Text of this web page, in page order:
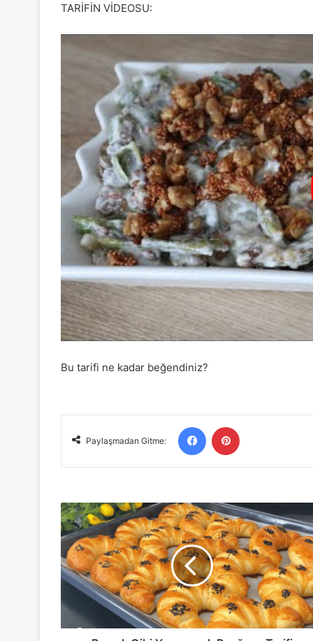
TARİFİN VİDEOSU:
Bu tarifi ne kadar beğendiniz?
Paylaşmadan Gitme:
Facebook
Pamuk
Gibi
Yumuşacık
Poağaça
Tarifi